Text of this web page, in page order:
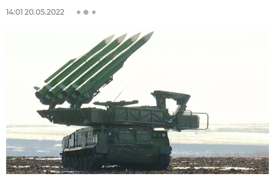
14:01 20.05.2022